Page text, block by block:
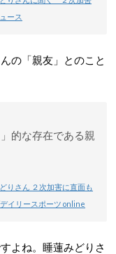
ース
の「親友」とのこと
的な存在である親
りさん ２次加害に直面も
イリースポーツ online
よね。睡蓮みどりさ